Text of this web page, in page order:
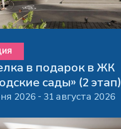
в подарок в ЖК
сады» (2 этап)
2026 - 31 августа 2026